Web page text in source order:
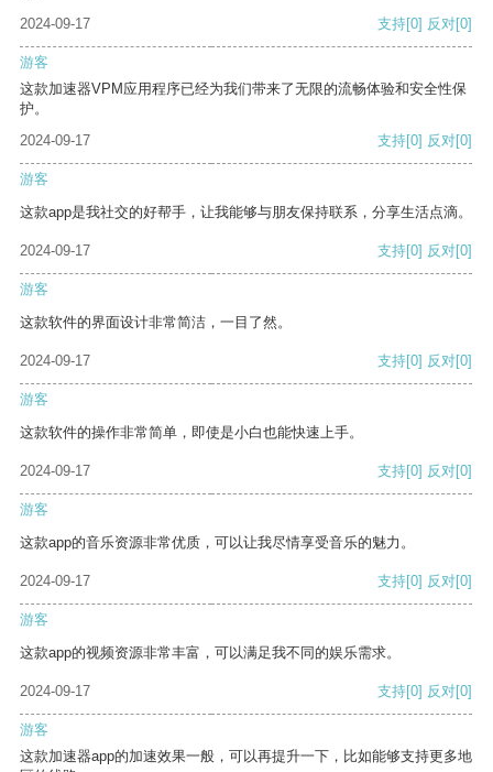
2024-09-17
支持[0] 反对[0]
游客
这款加速器VPM应用程序已经为我们带来了无限的流畅体验和安全性保
护。
2024-09-17
支持[0] 反对[0]
游客
这款app是我社交的好帮手，让我能够与朋友保持联系，分享生活点滴。
2024-09-17 支持[0] 反对[0]
游客
这款软件的界面设计非常简洁，一目了然。
2024-09-17 支持[0] 反对[0]
游客
这款软件的操作非常简单，即使是小白也能快速上手。
2024-09-17 支持[0] 反对[0]
游客
这款app的音乐资源非常优质，可以让我尽情享受音乐的魅力。
2024-09-17 支持[0] 反对[0]
游客
这款app的视频资源非常丰富，可以满足我不同的娱乐需求。
2024-09-17 支持[0] 反对[0]
游客
这款加速器app的加速效果一般，可以再提升一下，比如能够支持更多地